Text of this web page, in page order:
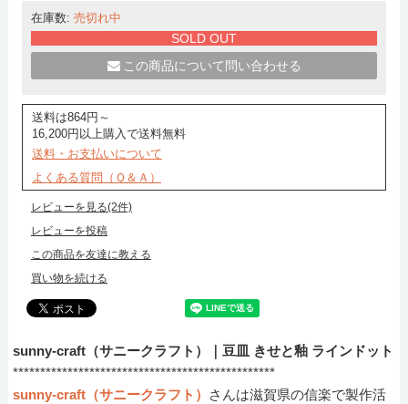
在庫数: 売切れ中
SOLD OUT
この商品について問い合わせる
送料は864円～
16,200円以上購入で送料無料
送料・お支払いについて
よくある質問（Ｑ＆Ａ）
レビューを見る(2件)
レビューを投稿
この商品を友達に教える
買い物を続ける
sunny-craft（サニークラフト）｜豆皿 きせと釉 ラインドット
************************************************
sunny-craft（サニークラフト）
さんは滋賀県の信楽で製作活